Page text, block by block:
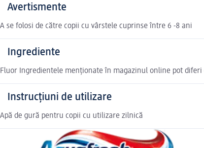
Avertismente
A se folosi de către copii cu vârstele cuprinse între 6 -8 ani
Ingrediente
Fluor Ingredientele menționate în magazinul online pot diferi
Instrucțiuni de utilizare
Apă de gură pentru copii cu utilizare zilnică